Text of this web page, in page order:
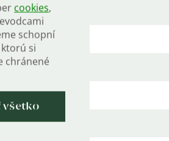
cookies,
schopní
si
chránené
všetko
:
:
úprava
: